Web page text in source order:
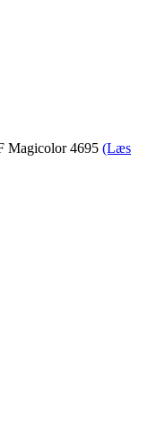
Magicolor 4695 (Læs